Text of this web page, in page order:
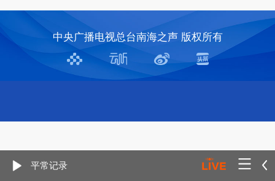
平常记录
中央广播电视总台南海之声 版权所有